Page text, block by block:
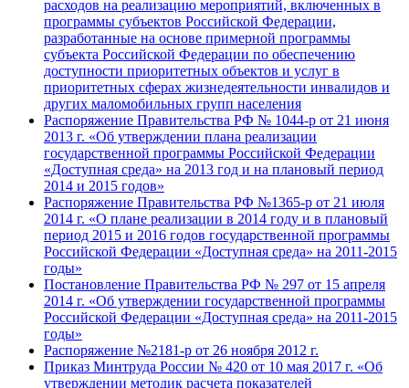
расходов на реализацию мероприятий, включенных в
программы субъектов Российской Федерации,
разработанные на основе примерной программы
субъекта Российской Федерации по обеспечению
доступности приоритетных объектов и услуг в
приоритетных сферах жизнедеятельности инвалидов и
других маломобильных групп населения
Распоряжение Правительства РФ № 1044-р от 21 июня
2013 г. «Об утверждении плана реализации
государственной программы Российской Федерации
«Доступная среда» на 2013 год и на плановый период
2014 и 2015 годов»
Распоряжение Правительства РФ №1365-р от 21 июля
2014 г. «О плане реализации в 2014 году и в плановый
период 2015 и 2016 годов государственной программы
Российской Федерации «Доступная среда» на 2011-2015
годы»
Постановление Правительства РФ № 297 от 15 апреля
2014 г. «Об утверждении государственной программы
Российской Федерации «Доступная среда» на 2011-2015
годы»
Распоряжение №2181-р от 26 ноября 2012 г.
Приказ Минтруда России № 420 от 10 мая 2017 г. «Об
утверждении методик расчета показателей